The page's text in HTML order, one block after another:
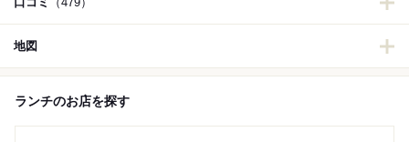
地図
ランチのお店を探す